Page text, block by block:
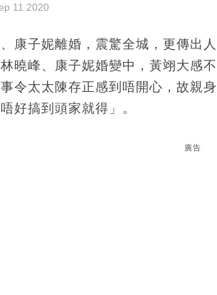
11 2020
康子妮離婚，震驚全城，更傳出
曉峰、康子妮婚變中，黃翊大感
令太太陳存正感到唔開心，故親
好搞到頭家就得」。
廣告